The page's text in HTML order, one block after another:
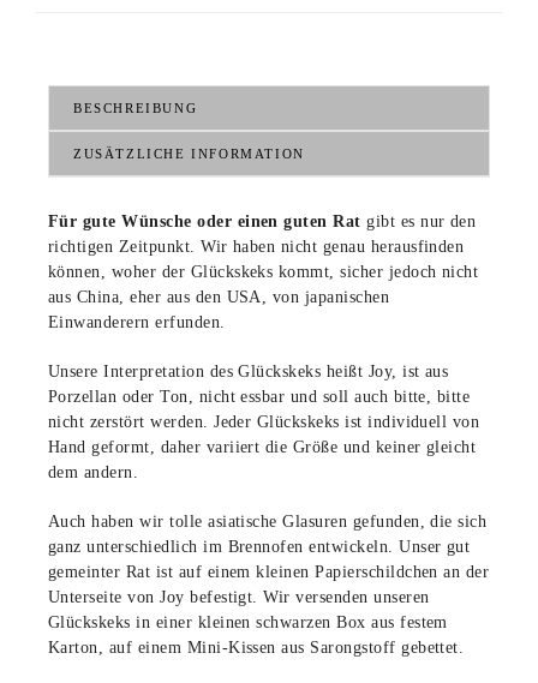
BESCHREIBUNG
ZUSÄTZLICHE INFORMATION
Für gute Wünsche oder einen guten Ratgibt es nur den
richtigen Zeitpunkt. Wir haben nicht genau herausfinden
können, woher der Glückskeks kommt, sicher jedoch nicht
aus China, eher aus den USA, von japanischen
Einwanderern erfunden.
Unsere Interpretation des Glückskeks heißt Joy, ist aus
Porzellan oder Ton, nicht essbar und soll auch bitte, bitte
nicht zerstört werden. Jeder Glückskeks ist individuell von
Hand geformt, daher variiert die Größe und keiner gleicht
dem andern.
Auch haben wir tolle asiatische Glasuren gefunden, die sich
ganz unterschiedlich im Brennofen entwickeln. Unser gut
gemeinter Rat ist auf einem kleinen Papierschildchen an der
Unterseite von Joy befestigt. Wir versenden unseren
Glückskeks in einer kleinen schwarzen Box aus festem
Karton, auf einem Mini-Kissen aus Sarongstoff gebettet.